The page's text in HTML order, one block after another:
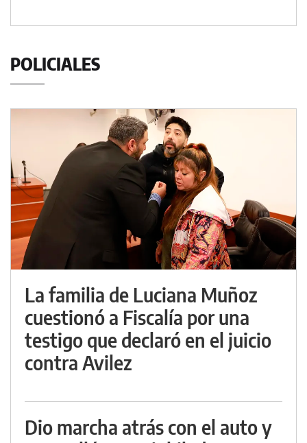
POLICIALES
La familia de Luciana Muñoz
cuestionó a Fiscalía por una
testigo que declaró en el juicio
contra Avilez
Dio marcha atrás con el auto y